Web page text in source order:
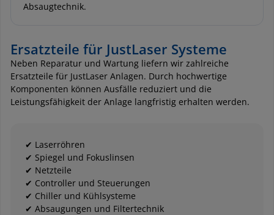
Absaugtechnik.
Ersatzteile für JustLaser Systeme
Neben Reparatur und Wartung liefern wir zahlreiche
Ersatzteile für JustLaser Anlagen. Durch hochwertige
Komponenten können Ausfälle reduziert und die
Leistungsfähigkeit der Anlage langfristig erhalten werden.
✔ Laserröhren
✔ Spiegel und Fokuslinsen
✔ Netzteile
✔ Controller und Steuerungen
✔ Chiller und Kühlsysteme
✔ Absaugungen und Filtertechnik